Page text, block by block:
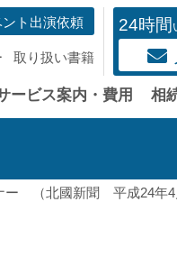
ト出演依頼
取り扱い書籍
24時間
ービス案内・費用 相
ー （北國新聞 平成24年4